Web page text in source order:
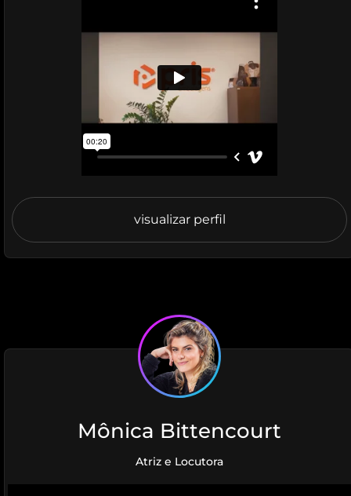
visualizar perfil
Mônica Bittencourt
Atriz e Locutora